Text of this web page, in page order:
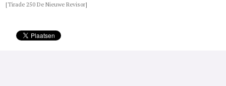
[Tirade 250 De Nieuwe Revisor]